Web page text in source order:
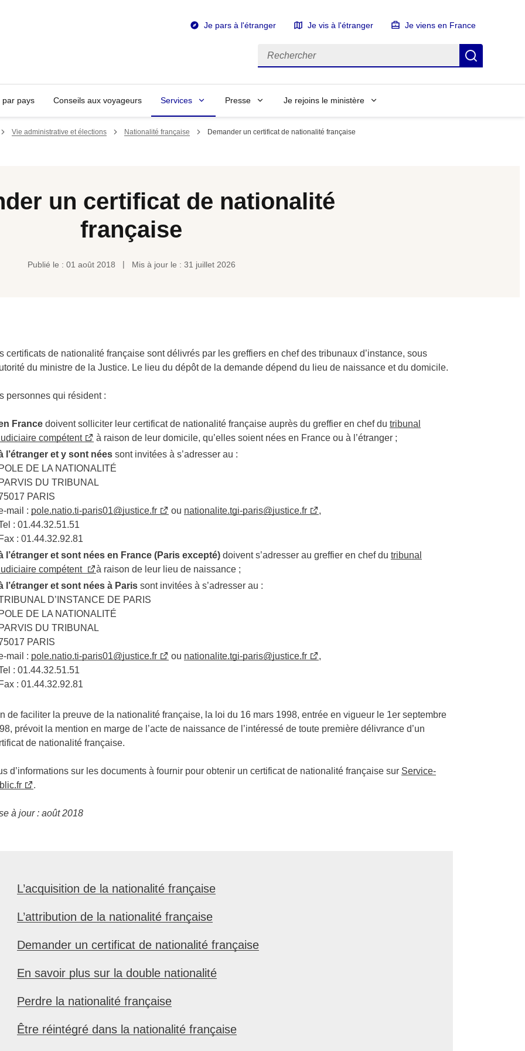
Je pars à l'étranger Je vis à l'étranger Je viens en France
Rechercher
par pays Conseils aux voyageurs Services Presse Je rejoins le ministère
Vie administrative et élections Nationalité française Demander un certificat de nationalité française
un certificat de nationalité
française
Publié le : 01 août 2018 Mis à jour le : 31 juillet 2026
certificats de nationalité française sont délivrés par les greffiers en chef des tribunaux d’instance, sous
du ministre de la Justice. Le lieu du dépôt de la demande dépend du lieu de naissance et du domicile.
personnes qui résident :
France doivent solliciter leur certificat de nationalité française auprès du greffier en chef du tribunal
compétent
à raison de leur domicile, qu’elles soient nées en France ou à l’étranger ;
l’étranger et y sont nées sont invitées à s’adresser au :
DE LA NATIONALITÉ
DU TRIBUNAL
PARIS
mail : pole.natio.ti-paris01@justice.fr ou nationalite.tgi-paris@justice.fr
,
: 01.44.32.51.51
: 01.44.32.92.81
l’étranger et sont nées en France (Paris excepté) doivent s’adresser au greffier en chef du tribunal
compétent
à raison de leur lieu de naissance ;
l’étranger et sont nées à Paris sont invitées à s’adresser au :
D’INSTANCE DE PARIS
DE LA NATIONALITÉ
DU TRIBUNAL
PARIS
mail : pole.natio.ti-paris01@justice.fr ou nationalite.tgi-paris@justice.fr
,
: 01.44.32.51.51
: 01.44.32.92.81
de faciliter la preuve de la nationalité française, la loi du 16 mars 1998, entrée en vigueur le 1er septembre
prévoit la mention en marge de l’acte de naissance de l’intéressé de toute première délivrance d’un
de nationalité française.
d’informations sur les documents à fournir pour obtenir un certificat de nationalité française sur Service-
.
à jour : août 2018
L’acquisition de la nationalité française
L’attribution de la nationalité française
Demander un certificat de nationalité française
En savoir plus sur la double nationalité
Perdre la nationalité française
Être réintégré dans la nationalité française